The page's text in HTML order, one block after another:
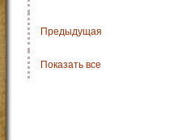
Предыдущая
Показать все